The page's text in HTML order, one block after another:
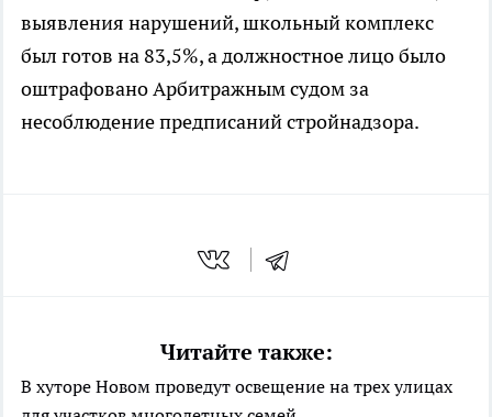
выявления нарушений, школьный комплекс
был готов на 83,5%, а должностное лицо было
оштрафовано Арбитражным судом за
несоблюдение предписаний стройнадзора.
Читайте также:
В хуторе Новом проведут освещение на трех улицах